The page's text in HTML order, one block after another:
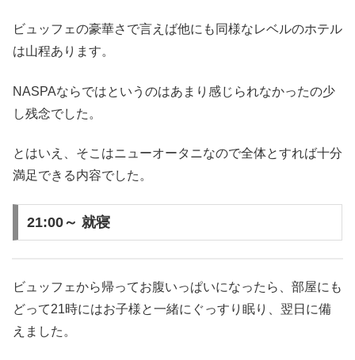
ビュッフェの豪華さで言えば他にも同様なレベルのホテル
は山程あります。
NASPAならではというのはあまり感じられなかったの少
し残念でした。
とはいえ、そこはニューオータニなので全体とすれば十分
満足できる内容でした。
21:00～ 就寝
ビュッフェから帰ってお腹いっぱいになったら、部屋にも
どって21時にはお子様と一緒にぐっすり眠り、翌日に備
えました。